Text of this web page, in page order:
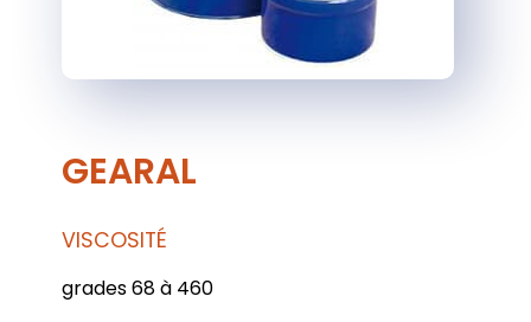
GEARAL
VISCOSITÉ
grades 68 à 460